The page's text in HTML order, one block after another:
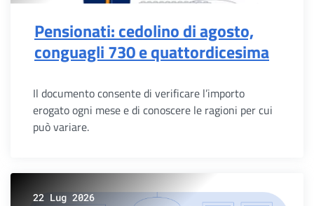
Pensionati: cedolino di agosto,
conguagli 730 e quattordicesima
Il documento consente di verificare l’importo
erogato ogni mese e di conoscere le ragioni per cui
può variare.
22 Lug 2026